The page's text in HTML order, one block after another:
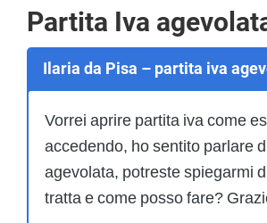
partita
Iva
forfettaria
Partita Iva
Ilaria da Pisa – partita iva
Vorrei aprire partita iva come
accedendo, ho sentito parlare
agevolata, potreste spiegarmi
tratta e come posso fare?